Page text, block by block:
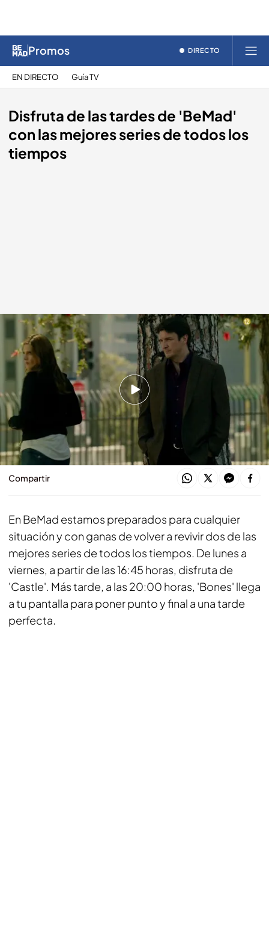
Promos DIRECTO
EN DIRECTO Guía TV
Disfruta de las tardes de 'BeMad'
con las mejores series de todos los
tiempos
Vídeo: Disfruta de las tardes de 'BeMad'.
bemad.es
09 MAR 2022 - 12:24h.
De lunes a viernes, 'Castle' llega a 'BeMad' a
partir de las 16:45 horas
A las 20:00 horas, no te pierdas 'Bones'
Compartir
En BeMad estamos preparados para cualquier
situación y con ganas de volver a revivir dos de las
mejores series de todos los tiempos. De lunes a
viernes, a partir de las 16:45 horas, disfruta de
'Castle'. Más tarde, a las 20:00 horas, 'Bones' llega
a tu pantalla para poner punto y final a una tarde
perfecta.